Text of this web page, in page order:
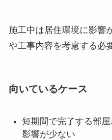
施工中は居住環境に影響
や工事内容を考慮する必
向いているケース
短期間で完了する部
影響が少ない